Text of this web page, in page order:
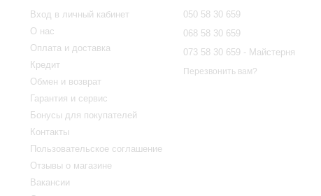
Вход в личный кабинет
О нас
Оплата и доставка
Кредит
Обмен и возврат
Гарантия и сервис
Бонусы для покупателей
Контакты
Пользовательское соглашение
Отзывы о магазине
Вакансии
050 58 30 659
068 58 30 659
073 58 30 659 - Майстерня
Перезвонить вам?